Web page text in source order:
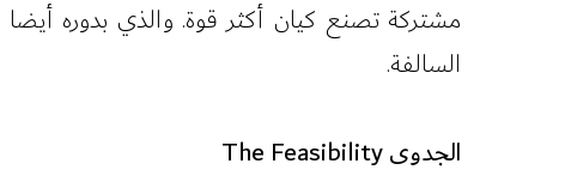
مشتركة تصنع كيان أكثر قوة. والذي بدوره
السالفة.
الجدوى The Feasibility